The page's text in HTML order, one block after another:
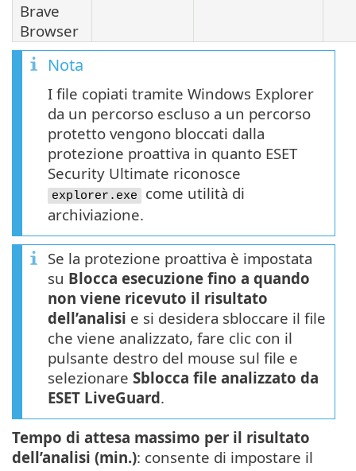
Brave
Browser
Nota
I file copiati tramite Windows Explorer
da un percorso escluso a un percorso
protetto vengono bloccati dalla
protezione proattiva in quanto ESET
Security Ultimate riconosce
explorer.exe
come utilità di
archiviazione.
Se la protezione proattiva è impostata
su Blocca esecuzione fino a quando
non viene ricevuto il risultato
dell’analisi e si desidera sbloccare il file
che viene analizzato, fare clic con il
pulsante destro del mouse sul file e
selezionare Sblocca file analizzato da
ESET LiveGuard.
Tempo di attesa massimo per il risultato
dell’analisi (min.): consente di impostare il